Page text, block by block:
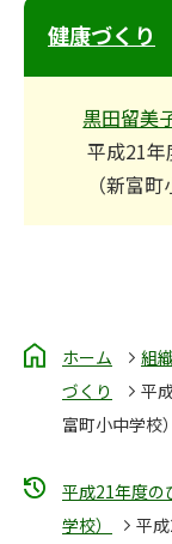
健康づくり
黒田留美
平成21
（新富町
ホーム 組
づくり
平
富町小中学校）
平成21年度の
学校）
平